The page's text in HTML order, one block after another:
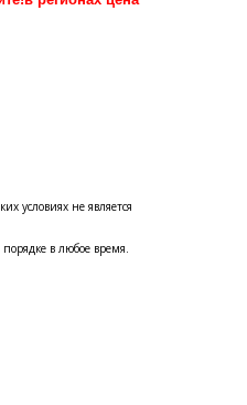
условиях не является
в любое время.